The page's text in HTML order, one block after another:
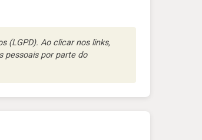
(LGPD). Ao clicar nos links,
pessoais por parte do